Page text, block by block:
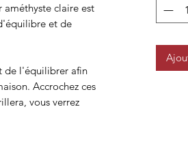
claire est
et de
de l'équilibrer afin
Accrochez ces
vous verrez